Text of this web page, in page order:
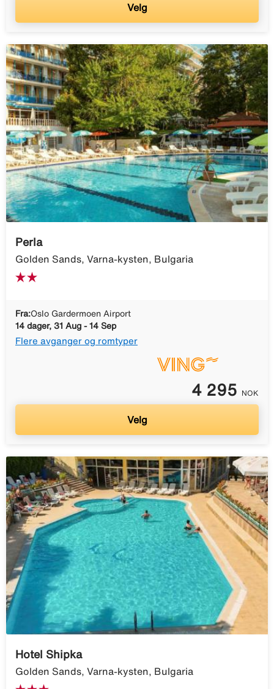
Velg
Perla
Golden Sands, Varna-kysten, Bulgaria
Fra:Oslo Gardermoen Airport
14 dager, 31 Aug - 14 Sep
Flere avganger og romtyper
4 295 NOK
Velg
Hotel Shipka
Golden Sands, Varna-kysten, Bulgaria